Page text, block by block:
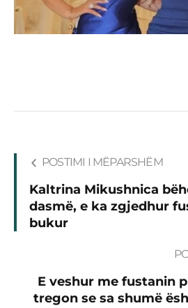
POSTIMI I MËPARSHËM
Kaltrina Mikushnica
dasmë, e ka zgjedhur
bukur
E veshur me fustanin
tregon se sa shumë